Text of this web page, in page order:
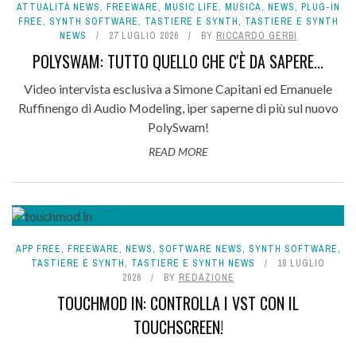
ATTUALITÀ NEWS, FREEWARE, MUSIC LIFE, MUSICA, NEWS, PLUG-IN
FREE, SYNTH SOFTWARE, TASTIERE E SYNTH, TASTIERE E SYNTH
NEWS
27 LUGLIO 2026 BY RICCARDO GERBI
POLYSWAM: TUTTO QUELLO CHE C'È DA SAPERE...
Video intervista esclusiva a Simone Capitani ed Emanuele
Ruffinengo di Audio Modeling, iper saperne di più sul nuovo
PolySwam!
READ MORE
APP FREE, FREEWARE, NEWS, SOFTWARE NEWS, SYNTH SOFTWARE,
TASTIERE E SYNTH, TASTIERE E SYNTH NEWS
18 LUGLIO
2026
BY REDAZIONE
TOUCHMOD IN: CONTROLLA I VST CON IL
TOUCHSCREEN!